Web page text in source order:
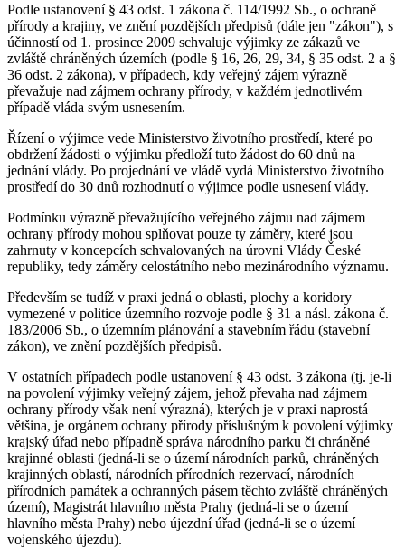
Podle ustanovení § 43 odst. 1 zákona č. 114/1992 Sb., o ochraně
přírody a krajiny, ve znění pozdějších předpisů (dále jen "zákon"), s
účinností od 1. prosince 2009 schvaluje výjimky ze zákazů ve
zvláště chráněných územích (podle § 16, 26, 29, 34, § 35 odst. 2 a §
36 odst. 2 zákona), v případech, kdy veřejný zájem výrazně
převažuje nad zájmem ochrany přírody, v každém jednotlivém
případě vláda svým usnesením.
Řízení o výjimce vede Ministerstvo životního prostředí, které po
obdržení žádosti o výjimku předloží tuto žádost do 60 dnů na
jednání vlády. Po projednání ve vládě vydá Ministerstvo životního
prostředí do 30 dnů rozhodnutí o výjimce podle usnesení vlády.
Podmínku výrazně převažujícího veřejného zájmu nad zájmem
ochrany přírody mohou splňovat pouze ty záměry, které jsou
zahrnuty v koncepcích schvalovaných na úrovni Vlády České
republiky, tedy záměry celostátního nebo mezinárodního významu.
Především se tudíž v praxi jedná o oblasti, plochy a koridory
vymezené v politice územního rozvoje podle § 31 a násl. zákona č.
183/2006 Sb., o územním plánování a stavebním řádu (stavební
zákon), ve znění pozdějších předpisů.
V ostatních případech podle ustanovení § 43 odst. 3 zákona (tj. je-li
na povolení výjimky veřejný zájem, jehož převaha nad zájmem
ochrany přírody však není výrazná), kterých je v praxi naprostá
většina, je orgánem ochrany přírody příslušným k povolení výjimky
krajský úřad nebo případně správa národního parku či chráněné
krajinné oblasti (jedná-li se o území národních parků, chráněných
krajinných oblastí, národních přírodních rezervací, národních
přírodních památek a ochranných pásem těchto zvláště chráněných
území), Magistrát hlavního města Prahy (jedná-li se o území
hlavního města Prahy) nebo újezdní úřad (jedná-li se o území
vojenského újezdu).